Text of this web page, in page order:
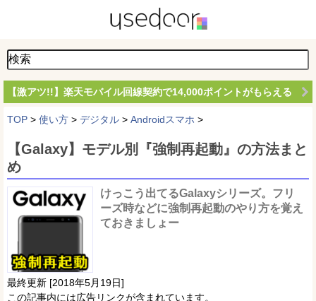
【激アツ!!】楽天モバイル回線契約で14,000ポイントがもらえる
TOP > 使い方 > デジタル > Androidスマホ >
【Galaxy】モデル別『強制再起動』の方法まと
め
けっこう出てるGalaxyシリーズ。フリ
ーズ時などに強制再起動のやり方を覚え
ておきましょー
最終更新 [2018年5月19日]
この記事内には広告リンクが含まれています。